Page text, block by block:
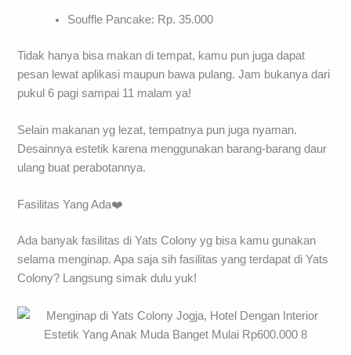
Souffle Pancake: Rp. 35.000
Tidak hanya bisa makan di tempat, kamu pun juga dapat
pesan lewat aplikasi maupun bawa pulang. Jam bukanya dari
pukul 6 pagi sampai 11 malam ya!
Selain makanan yg lezat, tempatnya pun juga nyaman.
Desainnya estetik karena menggunakan barang-barang daur
ulang buat perabotannya.
Fasilitas Yang Ada❤️
Ada banyak fasilitas di Yats Colony yg bisa kamu gunakan
selama menginap. Apa saja sih fasilitas yang terdapat di Yats
Colony? Langsung simak dulu yuk!